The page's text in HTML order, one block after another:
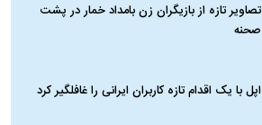
تصاویر تازه از بازیگران زن بامداد خمار در پشت
صحنه
اپل با یک اقدام تازه کاربران ایرانی را غافلگیر کرد